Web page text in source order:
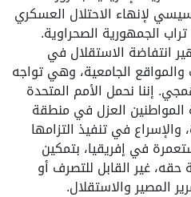
لإنهاء الاحتلال العسكري
الجمهورية الصحراوية.
انتفاضة الاستقلال في
الجامعية، وهي تواجه
إننا نحمل الأمم المتحدة
المواطنين العزل في منطقة
في تنفيذ التزامها
في إفريقيا، بتمكين
غير القابل للتصرف أو
المصير والاستقلال.